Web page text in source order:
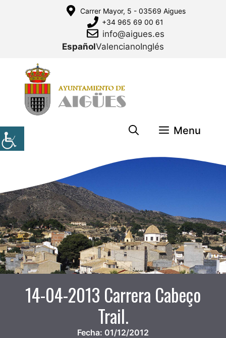
Carrer Mayor, 5 - 03569 Aigues
+34 965 69 00 61
info@aigues.es
EspañolValencianoInglés
Menu
14-04-2013 Carrera Cabeço
Trail.
Fecha: 01/12/2012